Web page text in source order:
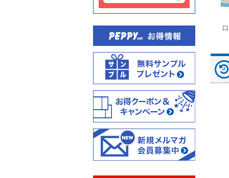
◆劇)ｲｿﾌﾙﾗﾝ吸入麻酔
液｢VTRS｣ ｳﾞｨｱﾄﾘｽ...
ペピイマジカルシーツ
（中厚型ペットシー